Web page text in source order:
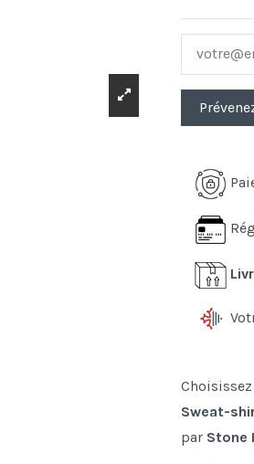
Sweat-
par Stone